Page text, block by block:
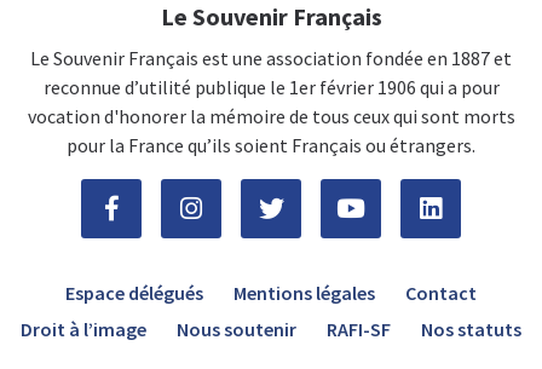
Le Souvenir Français
Le Souvenir Français est une association fondée en 1887 et
reconnue d’utilité publique le 1er février 1906 qui a pour
vocation d'honorer la mémoire de tous ceux qui sont morts
pour la France qu’ils soient Français ou étrangers.
Espace délégués Mentions légales
Contact
Droit à l’image
Nous soutenir RAFI-SF Nos statuts